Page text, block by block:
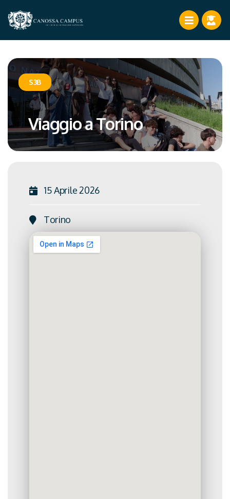
S3B
Viaggio a Torino
15 Aprile 2026
Torino